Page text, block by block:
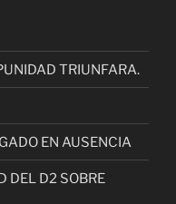
TRIUNFARA.
EN AUSENCIA
DEL D2 SOBRE